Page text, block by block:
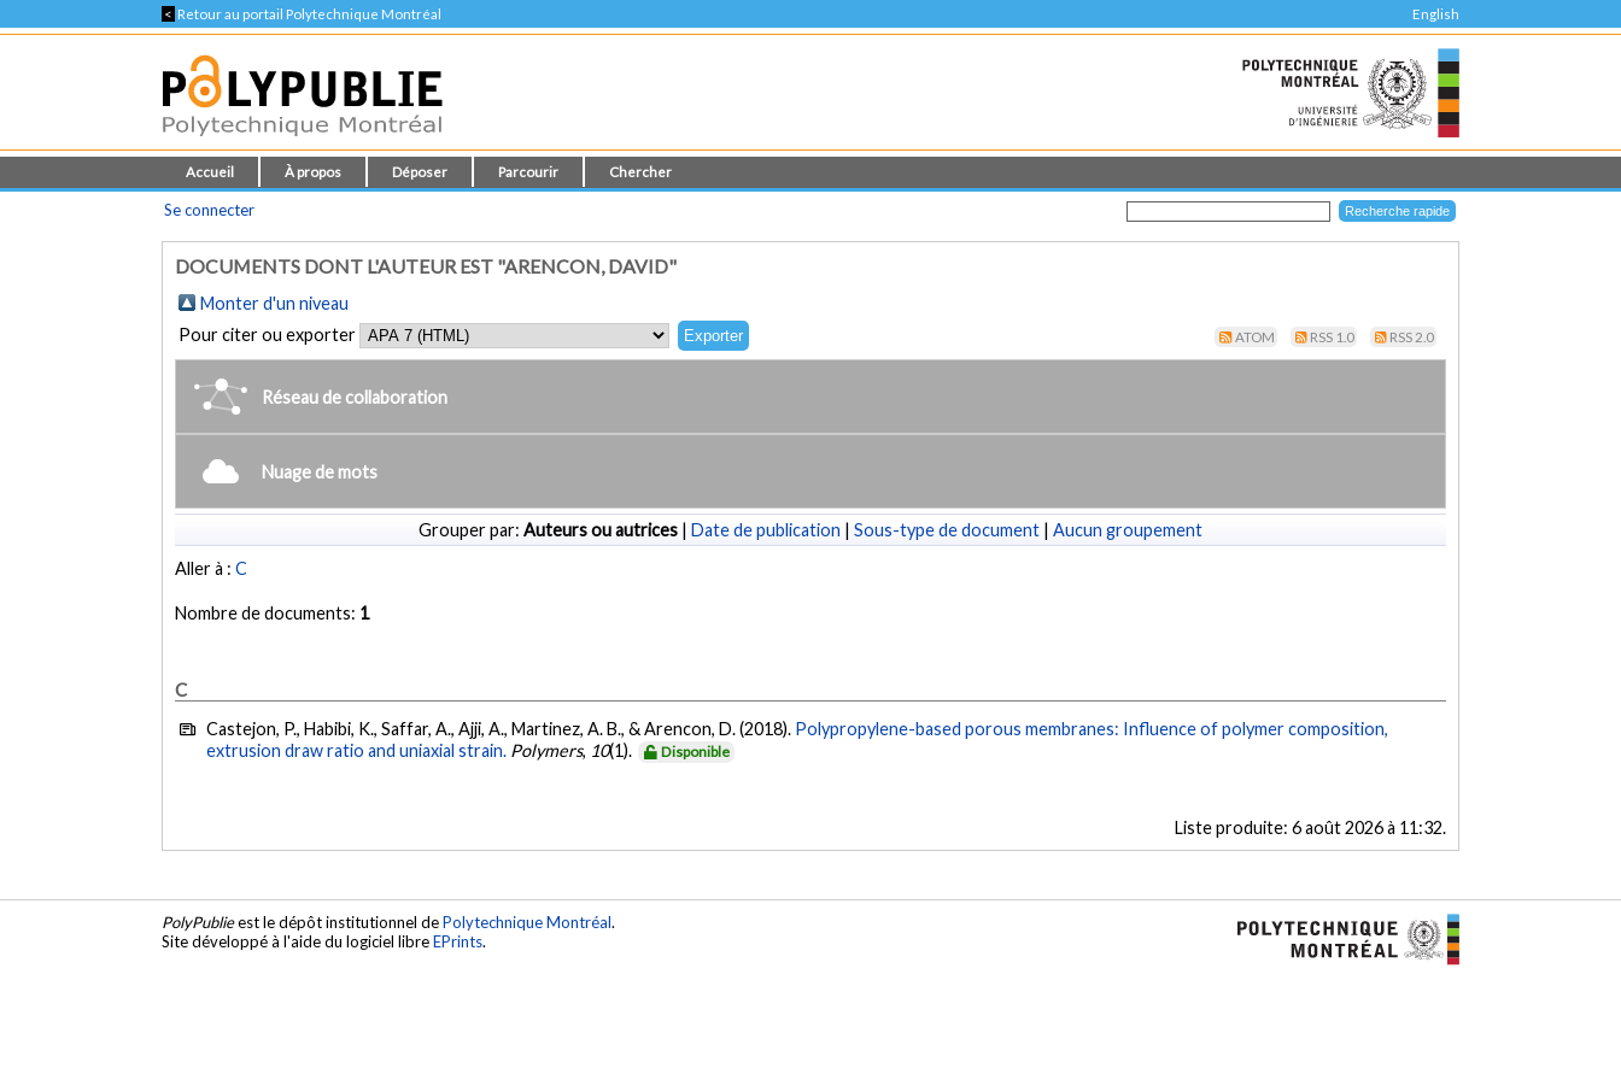
< Retour au portail Polytechnique Montréal English
Accueil À propos Déposer Parcourir Chercher
Se connecter
DOCUMENTS DONT L'AUTEUR EST "ARENCON, DAVID"
Monter d'un niveau
Pour citer ou exporter
ATOM RSS 1.0 RSS 2.0
Réseau de collaboration
Nuage de mots
Grouper par: Auteurs ou autrices | Date de publication | Sous-type de document | Aucun groupement
Aller à :C
Nombre de documents: 1
C
Castejon, P., Habibi, K., Saffar, A., Ajji, A., Martinez, A. B., & Arencon, D. (2018). Polypropylene-based porous membranes: Influence of polymer composition,
extrusion draw ratio and uniaxial strain. Polymers, 10(1). Disponible
Liste produite: 6 août 2026 à 11:32.
PolyPublieest le dépôt institutionnel dePolytechnique Montréal.
Site développé à l'aide du logiciel libreEPrints.